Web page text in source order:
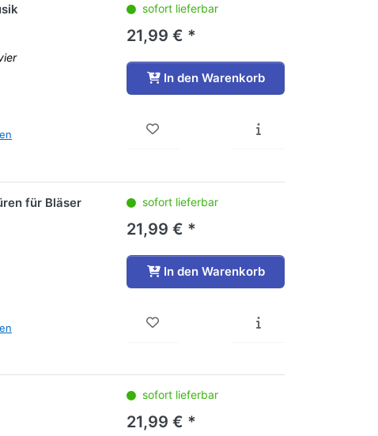
sofort lieferbar
21,99 € *
In den Warenkorb
für Bläser sofort lieferbar
21,99 € *
In den Warenkorb
sofort lieferbar
21,99 € *